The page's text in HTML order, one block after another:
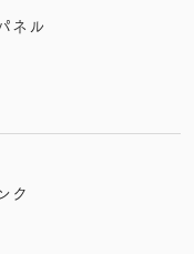
ネル
ク